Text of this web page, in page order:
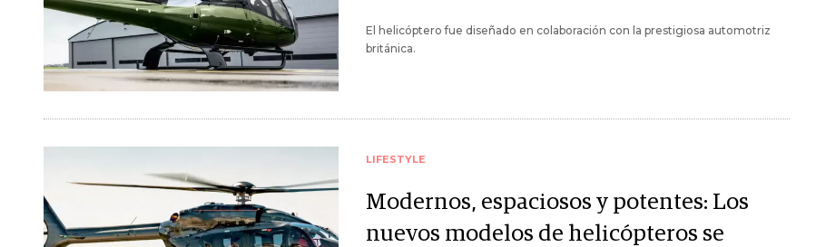
El helicóptero fue diseñado en colaboración con la prestigiosa automotriz
británica.
LIFESTYLE
Modernos, espaciosos y potentes: Los
nuevos modelos de helicópteros se